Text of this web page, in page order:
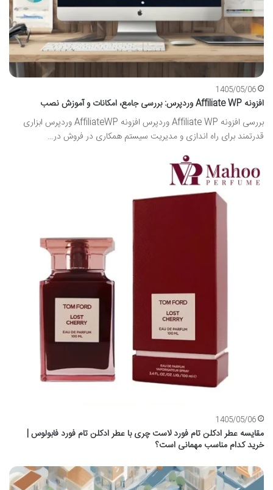
1405/05/06
افزونه Affiliate WP وردپرس: بررسی جامع، امکانات و آموزش نصب
بررسی افزونه Affiliate WP وردپرس افزونه AffiliateWP وردپرس ابزاری
قدرتمند برای راه اندازی و مدیریت سیستم همکاری در فروش در…
1405/05/06
مقایسه عطر ادکلن تام فورد لاست چری با عطر ادکلن تام فورد فابولوس |
خرید کدام مناسب مهمانی است؟